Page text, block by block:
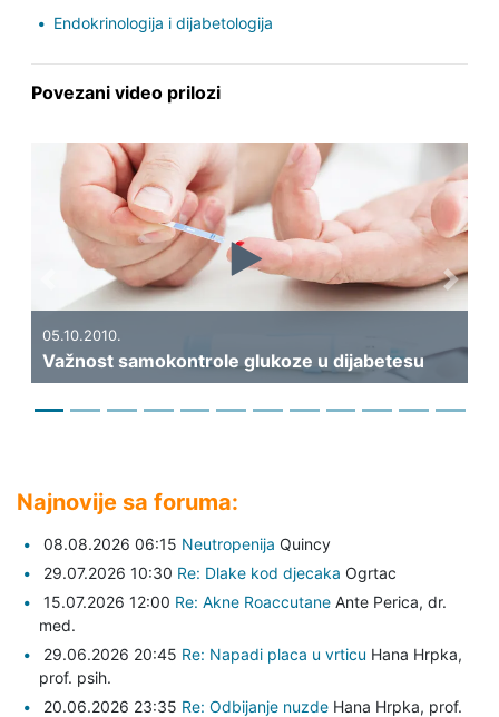
Endokrinologija i dijabetologija
Povezani video prilozi
05.10.2010.
Važnost samokontrole glukoze u dijabetesu
Previous Next
Najnovije sa foruma:
08.08.2026 06:15 Neutropenija Quincy
29.07.2026 10:30 Re: Dlake kod djecaka Ogrtac
15.07.2026 12:00 Re: Akne Roaccutane Ante Perica, dr.
med.
29.06.2026 20:45 Re: Napadi placa u vrticu Hana Hrpka,
prof. psih.
20.06.2026 23:35 Re: Odbijanje nuzde Hana Hrpka, prof.